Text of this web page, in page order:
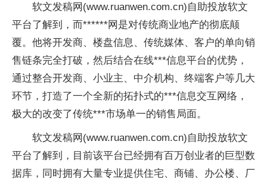
软文发稿网(www.ruanwen.com.cn)自助投放软文
平台了解到，而******网是对传统商业地产的彻底颠
覆。他将开发商、楼盘信息、传统媒体、客户的单向销
售链条完全打破，然后结合在线***信息平台的优势，
通过整合开发商、小业主、中介机构、终端客户等几大
环节，打造了一个全新的拓扑式的***信息交互网络，
极大的改变了传统***市场单一的销售局面。
软文发稿网(www.ruanwen.com.cn)自助投放软文
平台了解到，目前该平台已经拥有百万创业者的巨型数
据库，同时拥有大量专业提供住宅、商铺、办公楼、厂